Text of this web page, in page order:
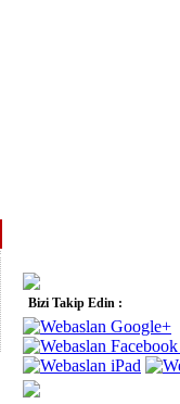
Bizi Takip Edin :